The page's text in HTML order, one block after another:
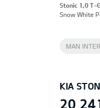
Stonic 1,0 T-
Snow White
MAN
KIA
20